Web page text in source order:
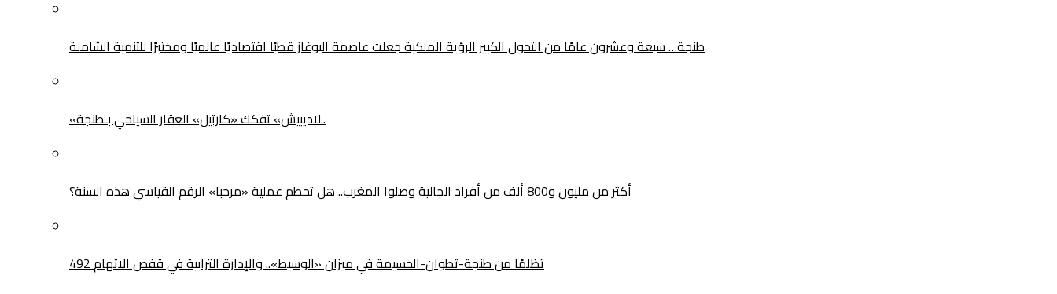
طنجة… سبعة وعشرون عامًا من التحول الكبير الرؤية الملكية جعلت عاصمة البوغاز قطبًا اقتصاديًا عالميًا ومختبرًا للتنمية الشاملة
«لاديبيش» تفكك «كارتيل» العقار السياحي بـطنجة..
أكثر من مليون و800 ألف من أفراد الجالية وصلوا المغرب.. هل تحطم عملية «مرحبا» الرقم القياسي هذه السنة؟
492 تظلمًا من طنجة-تطوان-الحسيمة في ميزان «الوسيط».. والإدارة الترابية في قفص الاتهام